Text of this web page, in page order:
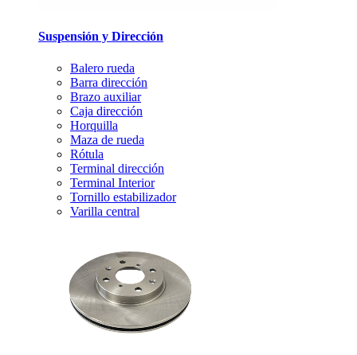
Suspensión y Dirección
Balero rueda
Barra dirección
Brazo auxiliar
Caja dirección
Horquilla
Maza de rueda
Rótula
Terminal dirección
Terminal Interior
Tornillo estabilizador
Varilla central